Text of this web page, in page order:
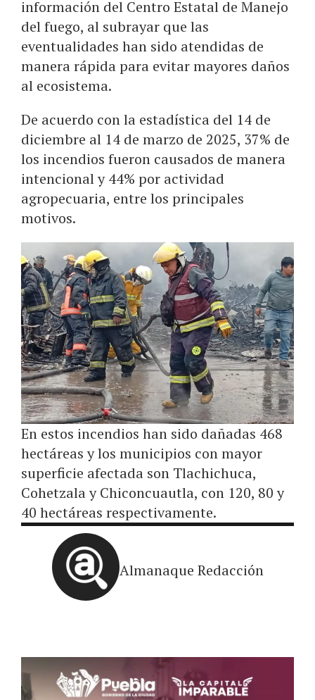
información del Centro Estatal de Manejo
del fuego, al subrayar que las
eventualidades han sido atendidas de
manera rápida para evitar mayores daños
al ecosistema.
De acuerdo con la estadística del 14 de
diciembre al 14 de marzo de 2025, 37% de
los incendios fueron causados de manera
intencional y 44% por actividad
agropecuaria, entre los principales
motivos.
En estos incendios han sido dañadas 468
hectáreas y los municipios con mayor
superficie afectada son Tlachichuca,
Cohetzala y Chiconcuautla, con 120, 80 y
40 hectáreas respectivamente.
Almanaque Redacción